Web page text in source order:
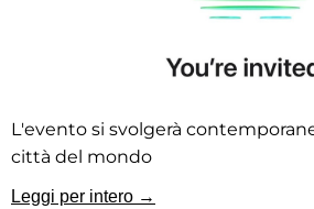
L'evento si svolgerà
città del mondo
Leggi per intero →